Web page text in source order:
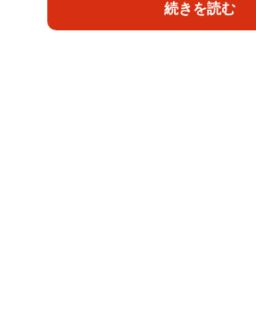
本来ならばスタンドにはお水が入った
続きを読む